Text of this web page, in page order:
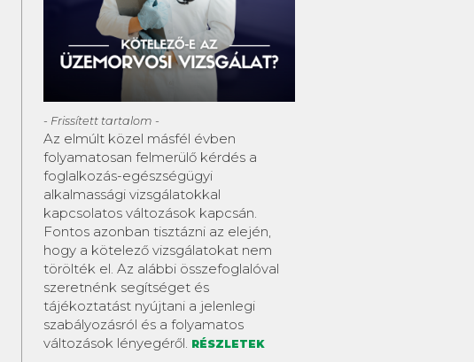
- Frissített tartalom -
Az elmúlt közel másfél évben
folyamatosan felmerülő kérdés a
foglalkozás-egészségügyi
alkalmassági vizsgálatokkal
kapcsolatos változások kapcsán.
Fontos azonban tisztázni az elején,
hogy a kötelező vizsgálatokat nem
törölték el. Az alábbi összefoglalóval
szeretnénk segítséget és
tájékoztatást nyújtani a jelenlegi
szabályozásról és a folyamatos
változások lényegéről. RÉSZLETEK